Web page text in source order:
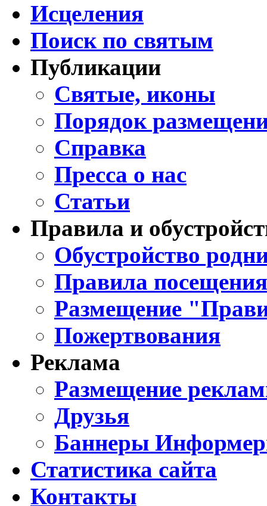
Исцеления
Поиск по святым
Публикации
Святые, иконы
Порядок
Справка
Пресса о нас
Статьи
Правила и
Обустройство
Правила
Размещение
Пожертвования
Реклама
Размещение
Друзья
Баннеры
Статистика сайта
Контакты